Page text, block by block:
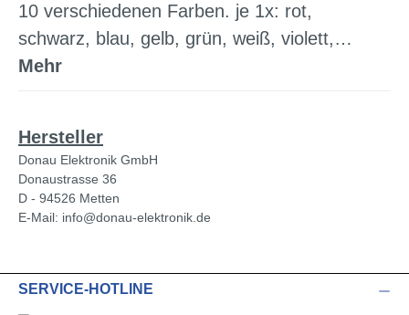
10 verschiedenen Farben. je 1x: rot,
schwarz, blau, gelb, grün, weiß, violett,…
Mehr
Hersteller
Donau Elektronik GmbH
Donaustrasse 36
D - 94526 Metten
E-Mail: info@donau-elektronik.de
SERVICE-HOTLINE